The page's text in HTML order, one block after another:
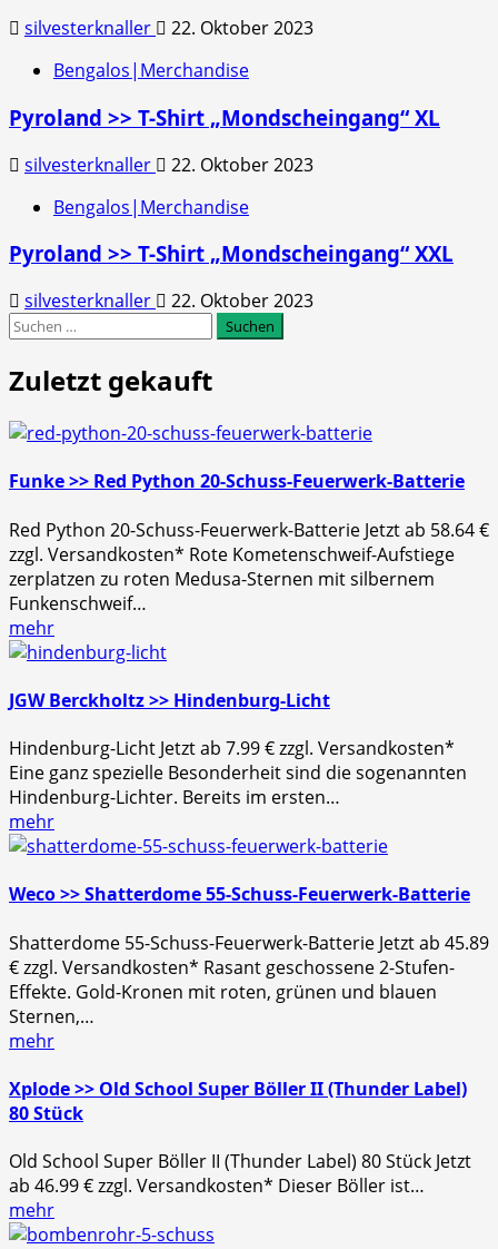
silvesterknaller
22. Oktober 2023
Bengalos|Merchandise
Pyroland >> T-Shirt „Mondscheingang“ XL
silvesterknaller
22. Oktober 2023
Bengalos|Merchandise
Pyroland >> T-Shirt „Mondscheingang“ XXL
silvesterknaller
22. Oktober 2023
Suchen
Zuletzt gekauft
Funke >> Red Python 20-Schuss-Feuerwerk-Batterie
Red Python 20-Schuss-Feuerwerk-Batterie Jetzt ab 58.64 €
zzgl. Versandkosten* Rote Kometenschweif-Aufstiege
zerplatzen zu roten Medusa-Sternen mit silbernem
Funkenschweif…
mehr
JGW Berckholtz >> Hindenburg-Licht
Hindenburg-Licht Jetzt ab 7.99 € zzgl. Versandkosten*
Eine ganz spezielle Besonderheit sind die sogenannten
Hindenburg-Lichter. Bereits im ersten…
mehr
Weco >> Shatterdome 55-Schuss-Feuerwerk-Batterie
Shatterdome 55-Schuss-Feuerwerk-Batterie Jetzt ab 45.89
€ zzgl. Versandkosten* Rasant geschossene 2-Stufen-
Effekte. Gold-Kronen mit roten, grünen und blauen
Sternen,…
mehr
Xplode >> Old School Super Böller II (Thunder Label)
80 Stück
Old School Super Böller II (Thunder Label) 80 Stück Jetzt
ab 46.99 € zzgl. Versandkosten* Dieser Böller ist…
mehr